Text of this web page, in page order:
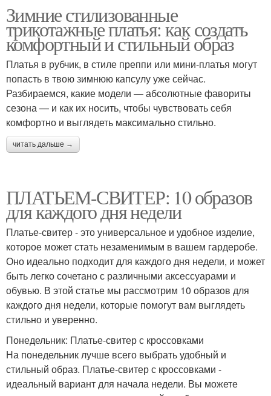
Зимние стилизованные
трикотажные платья: как создать
комфортный и стильный образ
Платья в рубчик, в стиле преппи или мини-платья могут
попасть в твою зимнюю капсулу уже сейчас.
Разбираемся, какие модели — абсолютные фавориты
сезона — и как их носить, чтобы чувствовать себя
комфортно и выглядеть максимально стильно.
читать дальше →
ПЛАТЬЕМ-СВИТЕР: 10 образов
для каждого дня недели
Платье-свитер - это универсальное и удобное изделие,
которое может стать незаменимым в вашем гардеробе.
Оно идеально подходит для каждого дня недели, и может
быть легко сочетано с различными аксессуарами и
обувью. В этой статье мы рассмотрим 10 образов для
каждого дня недели, которые помогут вам выглядеть
стильно и уверенно.
Понедельник: Платье-свитер с кроссовками
На понедельник лучше всего выбрать удобный и
стильный образ. Платье-свитер с кроссовками -
идеальный вариант для начала недели. Вы можете